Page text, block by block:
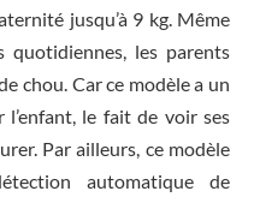
jusqu’à 9 kg. Même
quotidiennes, les parents
chou. Car ce modèle a un
le fait de voir ses
Par ailleurs, ce modèle
automatique de